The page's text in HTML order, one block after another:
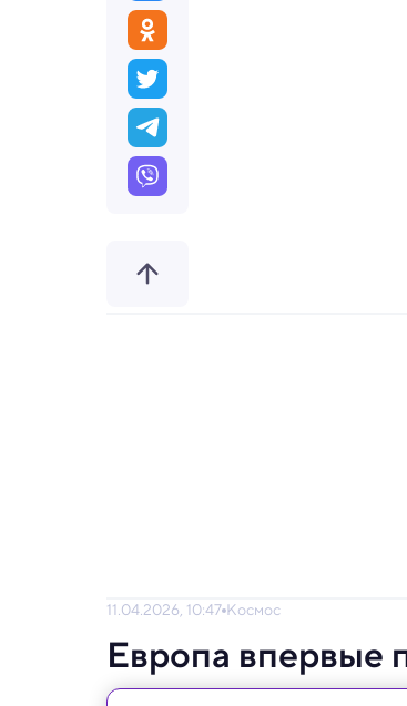
11.04.2026, 10:47 Космос
Европа впервые